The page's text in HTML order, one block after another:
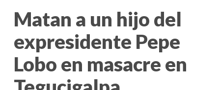
Matan a un hijo del
expresidente Pepe
Lobo en masacre en